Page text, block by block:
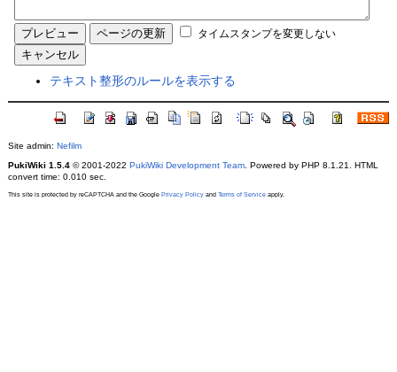
タイムスタンプを変更しない
テキスト整形のルールを表示する
Site admin: Nefilm
PukiWiki 1.5.4© 2001-2022 PukiWiki Development Team. Powered by PHP 8.1.21. HTML
convert time: 0.010 sec.
This site is protected by reCAPTCHA and the Google Privacy Policyand Terms of Serviceapply.